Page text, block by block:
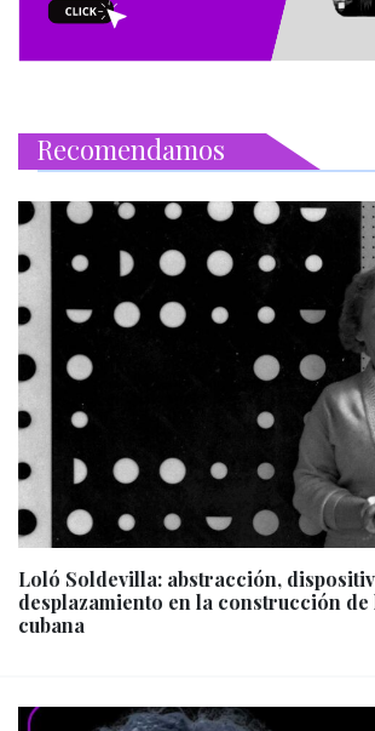
Recomendamos
Loló Soldevilla: abstracción,
desplazamiento en la construcción
cubana